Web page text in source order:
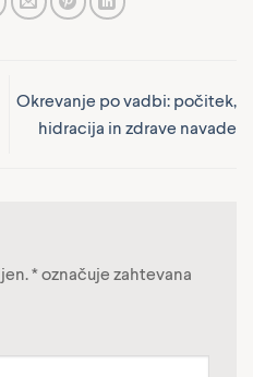
Okrevanje po vadbi: počitek,
hidracija in zdrave navade
*označuje zahtevana